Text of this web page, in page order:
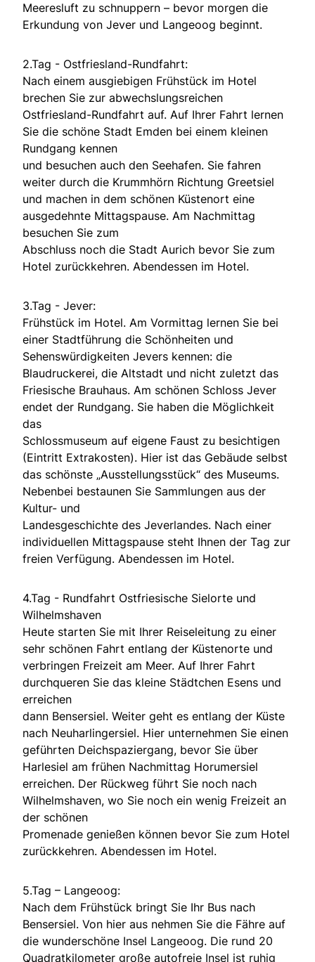
Meeresluft zu schnuppern – bevor morgen die
Erkundung von Jever und Langeoog beginnt.
2.Tag - Ostfriesland-Rundfahrt:
Nach einem ausgiebigen Frühstück im Hotel
brechen Sie zur abwechslungsreichen
Ostfriesland-Rundfahrt auf. Auf Ihrer Fahrt lernen
Sie die schöne Stadt Emden bei einem kleinen
Rundgang kennen
und besuchen auch den Seehafen. Sie fahren
weiter durch die Krummhörn Richtung Greetsiel
und machen in dem schönen Küstenort eine
ausgedehnte Mittagspause. Am Nachmittag
besuchen Sie zum
Abschluss noch die Stadt Aurich bevor Sie zum
Hotel zurückkehren. Abendessen im Hotel.
3.Tag - Jever:
Frühstück im Hotel. Am Vormittag lernen Sie bei
einer Stadtführung die Schönheiten und
Sehenswürdigkeiten Jevers kennen: die
Blaudruckerei, die Altstadt und nicht zuletzt das
Friesische Brauhaus. Am schönen Schloss Jever
endet der Rundgang. Sie haben die Möglichkeit
das
Schlossmuseum auf eigene Faust zu besichtigen
(Eintritt Extrakosten). Hier ist das Gebäude selbst
das schönste „Ausstellungsstück“ des Museums.
Nebenbei bestaunen Sie Sammlungen aus der
Kultur- und
Landesgeschichte des Jeverlandes. Nach einer
individuellen Mittagspause steht Ihnen der Tag zur
freien Verfügung. Abendessen im Hotel.
4.Tag - Rundfahrt Ostfriesische Sielorte und
Wilhelmshaven
Heute starten Sie mit Ihrer Reiseleitung zu einer
sehr schönen Fahrt entlang der Küstenorte und
verbringen Freizeit am Meer. Auf Ihrer Fahrt
durchqueren Sie das kleine Städtchen Esens und
erreichen
dann Bensersiel. Weiter geht es entlang der Küste
nach Neuharlingersiel. Hier unternehmen Sie einen
geführten Deichspaziergang, bevor Sie über
Harlesiel am frühen Nachmittag Horumersiel
erreichen. Der Rückweg führt Sie noch nach
Wilhelmshaven, wo Sie noch ein wenig Freizeit an
der schönen
Promenade genießen können bevor Sie zum Hotel
zurückkehren. Abendessen im Hotel.
5.Tag – Langeoog:
Nach dem Frühstück bringt Sie Ihr Bus nach
Bensersiel. Von hier aus nehmen Sie die Fähre auf
die wunderschöne Insel Langeoog. Die rund 20
Quadratkilometer große autofreie Insel ist ruhig